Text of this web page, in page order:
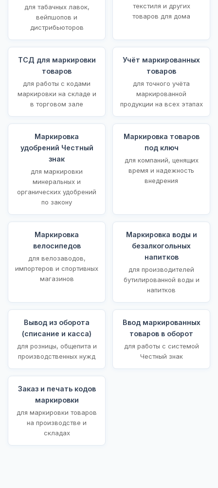
для табачных лавок,
вейпшопов и
дистрибьюторов
текстиля и других
товаров для дома
ТСД для маркировки
товаров
для работы с кодами
маркировки на складе и
в торговом зале
Учёт маркированных
товаров
для точного учёта
маркированной
продукции на всех этапах
Маркировка
удобрений Честный
знак
для маркировки
минеральных и
органических удобрений
по закону
Маркировка товаров
под ключ
для компаний, ценящих
время и надежность
внедрения
Маркировка
велосипедов
для велозаводов,
импортеров и спортивных
магазинов
Маркировка воды и
безалкогольных
напитков
для производителей
бутилированной воды и
напитков
Вывод из оборота
(списание и касса)
для розницы, общепита и
производственных нужд
Ввод маркированных
товаров в оборот
для работы с системой
Честный знак
Заказ и печать кодов
маркировки
для маркировки товаров
на производстве и
складах